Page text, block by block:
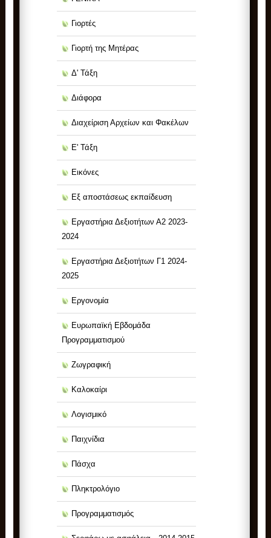
Γιορτές
Γιορτή της Μητέρας
Δ' Τάξη
Διάφορα
Διαχείριση Αρχείων και Φακέλων
Ε' Τάξη
Εικόνες
Εξ αποστάσεως εκπαίδευση
Εργαστήρια Δεξιοτήτων Α2 2023-
2024
Εργαστήρια Δεξιοτήτων Γ1 2024-
2025
Εργονομία
Ευρωπαϊκή Εβδομάδα
Προγραμματισμού
Ζωγραφική
Καλοκαίρι
Λογισμικό
Παιχνίδια
Πάσχα
Πληκτρολόγιο
Προγραμματισμός